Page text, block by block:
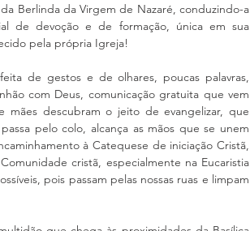
Berlinda da Virgem de Nazaré, conduzindo-a
de devoção e de formação, única em sua
pela própria Igreja!
de gestos e de olhares, poucas palavras,
com Deus, comunicação gratuita que vem
mães descubram o jeito de evangelizar, que
pelo colo, alcança as mãos que se unem
à Catequese de iniciação Cristã,
cristã, especialmente na Eucaristia
pois passam pelas nossas ruas e limpam